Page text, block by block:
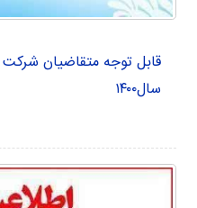
قابل توجه متقاضیان شرکت
سال۱۴۰۰